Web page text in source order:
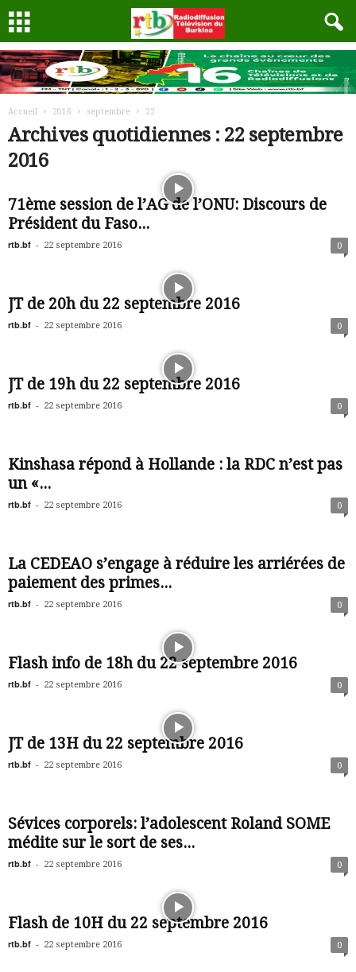
Accueil 2016 septembre 22
Archives quotidiennes : 22 septembre
2016
71ème session de l’AG de l’ONU: Discours de
Président du Faso...
rtb.bf - 22 septembre 2016 0
JT de 20h du 22 septembre 2016
rtb.bf - 22 septembre 2016 0
JT de 19h du 22 septembre 2016
rtb.bf - 22 septembre 2016 0
Kinshasa répond à Hollande : la RDC n’est pas
un «...
rtb.bf - 22 septembre 2016 0
La CEDEAO s’engage à réduire les arriérées de
paiement des primes...
rtb.bf - 22 septembre 2016 0
Flash info de 18h du 22 septembre 2016
rtb.bf - 22 septembre 2016 0
JT de 13H du 22 septembre 2016
rtb.bf - 22 septembre 2016 0
Sévices corporels: l’adolescent Roland SOME
médite sur le sort de ses...
rtb.bf - 22 septembre 2016 0
Flash de 10H du 22 septembre 2016
rtb.bf - 22 septembre 2016 0